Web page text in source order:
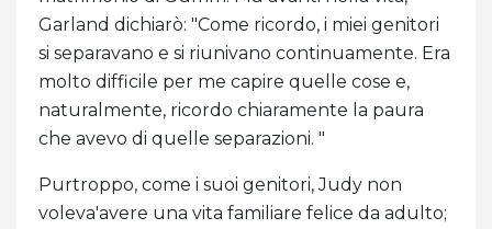
Garland dichiarò: "Come ricordo, i miei genitori
si separavano e si riunivano continuamente. Era
molto difficile per me capire quelle cose e,
naturalmente, ricordo chiaramente la paura
che avevo di quelle separazioni. "
Purtroppo, come i suoi genitori, Judy non
voleva'avere una vita familiare felice da adulto;